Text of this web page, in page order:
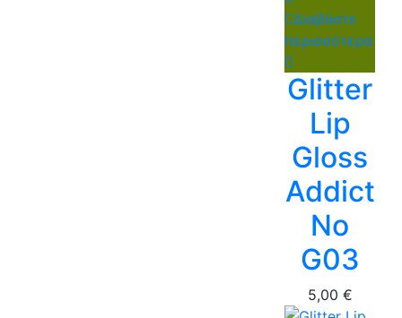
Διαβάστε
περισσότερα
Glitter
Lip
Gloss
Addict
No
G03
5,00 €